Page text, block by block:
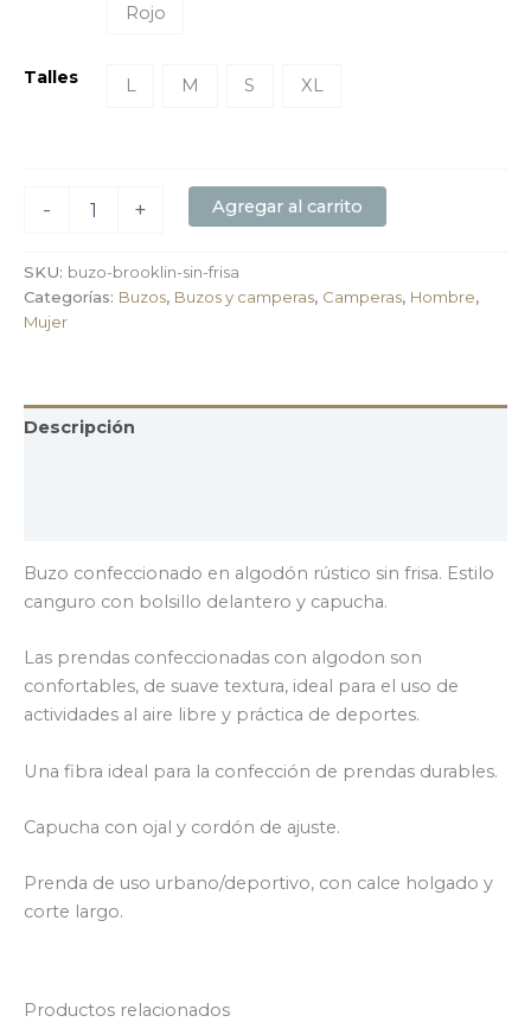
Rojo
Talles L M S XL
- + Agregar al carrito
SKU: buzo-brooklin-sin-frisa
Categorías: Buzos, Buzos y camperas, Camperas, Hombre,
Mujer
Descripción
Buzo confeccionado en algodón rústico sin frisa. Estilo
canguro con bolsillo delantero y capucha.
Las prendas confeccionadas con algodon son
confortables, de suave textura, ideal para el uso de
actividades al aire libre y práctica de deportes.
Una fibra ideal para la confección de prendas durables.
Capucha con ojal y cordón de ajuste.
Prenda de uso urbano/deportivo, con calce holgado y
corte largo.
Productos relacionados